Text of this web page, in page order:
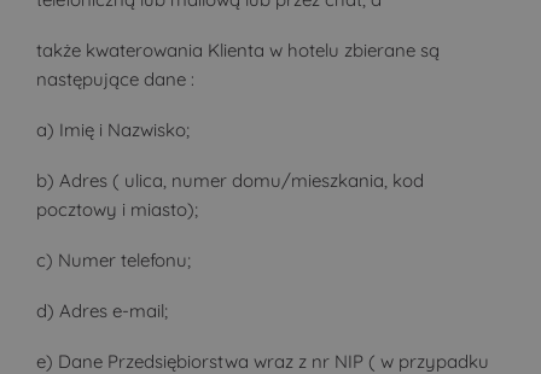
także kwaterowania Klienta w hotelu zbierane są
następujące dane :
a) Imię i Nazwisko;
b) Adres ( ulica, numer domu/mieszkania, kod
pocztowy i miasto);
c) Numer telefonu;
d) Adres e-mail;
e) Dane Przedsiębiorstwa wraz z nr NIP ( w przypadku